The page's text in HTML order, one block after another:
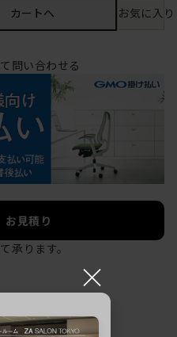
カートへ お気に入
問い合わせる
見積り
承ります。
×